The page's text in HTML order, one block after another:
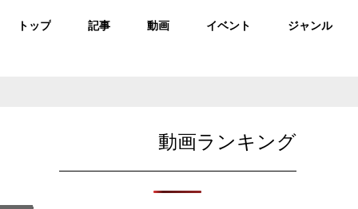
トップ 記事 動画 イベント ジャンル
動画ランキング